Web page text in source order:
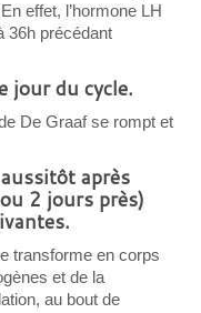
effet, l’hormone LH
36h précédant
jour du cycle.
De Graaf se rompt et
après
2 jours près)
transforme en corps
et de la
au bout de